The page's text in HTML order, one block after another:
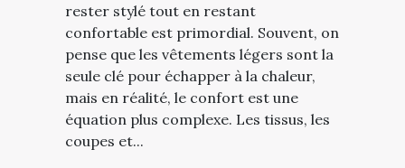
rester stylé tout en restant
confortable est primordial. Souvent, on
pense que les vêtements légers sont la
seule clé pour échapper à la chaleur,
mais en réalité, le confort est une
équation plus complexe. Les tissus, les
coupes et...